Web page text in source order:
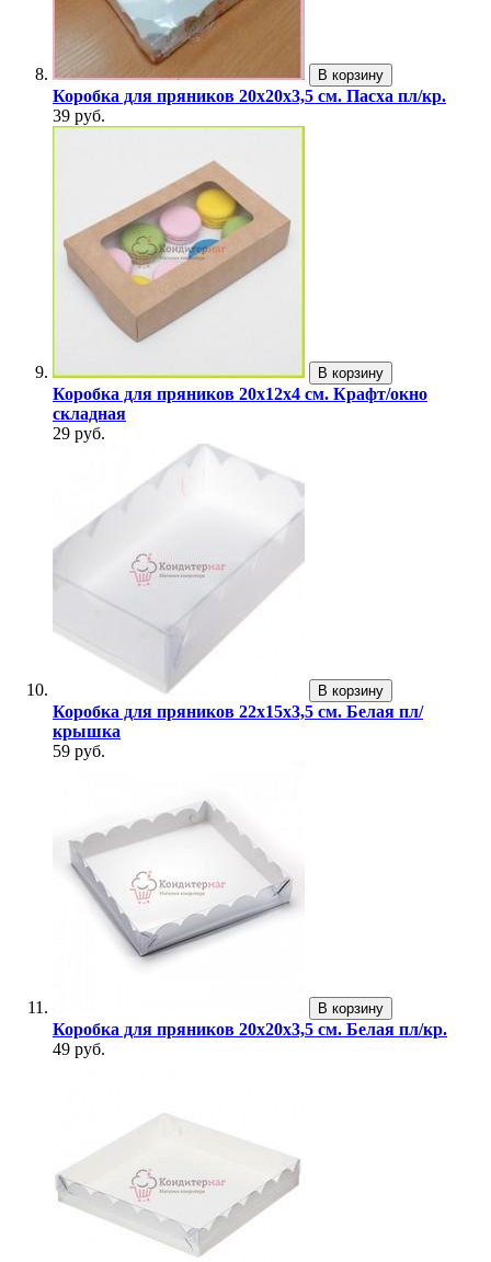
В корзину
Коробка для пряников 20х20х3,5 см. Пасха пл/кр.
39 руб.
В корзину
Коробка для пряников 20х12х4 см. Крафт/окно
складная
29 руб.
В корзину
Коробка для пряников 22х15х3,5 см. Белая пл/
крышка
59 руб.
В корзину
Коробка для пряников 20х20х3,5 см. Белая пл/кр.
49 руб.